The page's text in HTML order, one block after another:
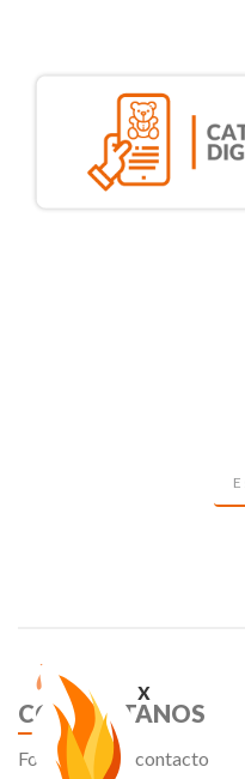
x
CONTÁCTANOS
Formulario de contacto